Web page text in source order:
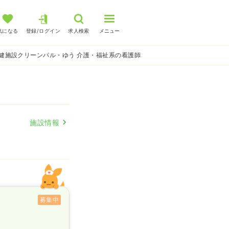
になる 登録/ログイン 求人検索 メニュー
施設クリーンパル・ゆう 介護・福祉系の看護師求人
施設情報
募集中